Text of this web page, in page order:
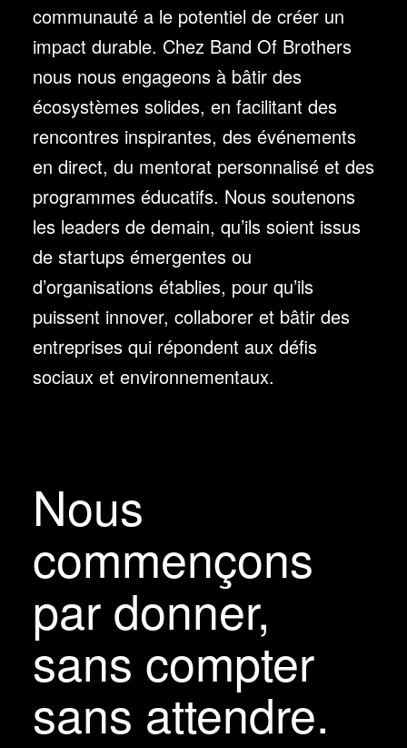
communauté a le potentiel de créer un
impact durable. Chez Band Of Brothers
nous nous engageons à bâtir des
écosystèmes solides, en facilitant des
rencontres inspirantes, des événements
en direct, du mentorat personnalisé et des
programmes éducatifs. Nous soutenons
les leaders de demain, qu’ils soient issus
de startups émergentes ou
d’organisations établies, pour qu’ils
puissent innover, collaborer et bâtir des
entreprises qui répondent aux défis
sociaux et environnementaux.
Nous
commençons
par donner,
sans compter
sans attendre.